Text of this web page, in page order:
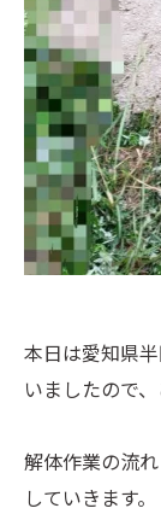
本日は愛知県
いましたので、
解体作業の流
していきます。